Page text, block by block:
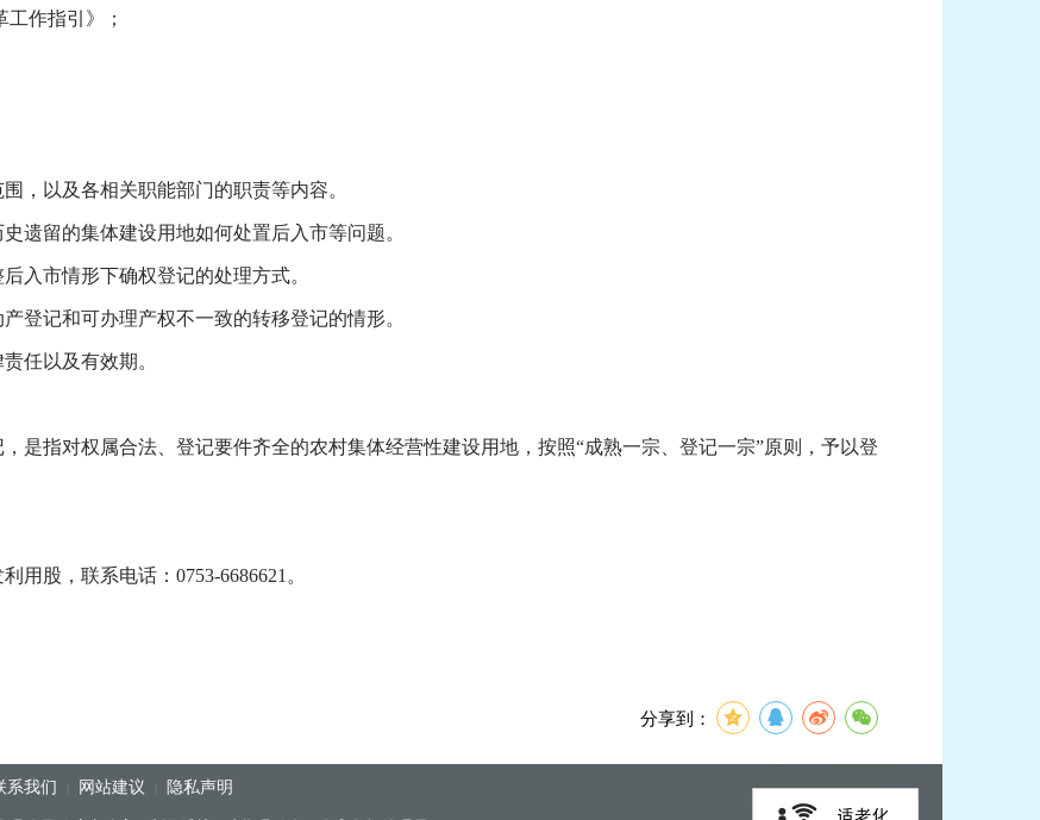
作指引》；
以及各相关职能部门的职责等内容。
留的集体建设用地如何处置后入市等问题。
市情形下确权登记的处理方式。
记和可办理产权不一致的转移登记的情形。
任以及有效期。
指对权属合法、登记要件齐全的农村集体经营性建设用地，按照“成熟一宗、登记一宗”原则，予以登
股，联系电话：0753-6686621。
分享到：
系我们 网站建议 隐私声明